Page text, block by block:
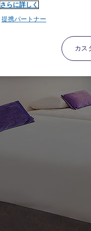
さらに詳しく
提携パートナー
カス